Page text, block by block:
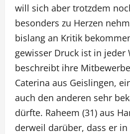
will sich aber trotzdem
besonders zu Herzen
bislang an Kritik
gewisser Druck ist in jeder
beschreibt ihre
Caterina aus Geislingen,
auch den anderen sehr
dürfte. Raheem (31) aus
derweil darüber, dass er